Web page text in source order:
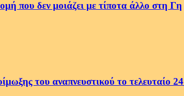
που δεν μοιάζει με τίποτα άλλο στη Γη
του αναπνευστικού το τελευταίο